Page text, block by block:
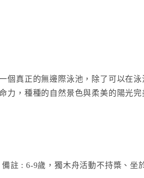
個真正的無邊際泳池，除了可以在
力，種種的自然景色與柔美的陽光
註 : 6-9歲，獨木舟活動不持槳、坐